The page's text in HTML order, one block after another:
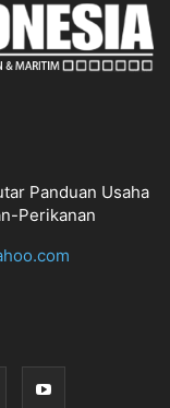
Panduan Usaha
Perikanan